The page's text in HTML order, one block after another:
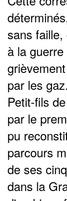
sans
à la
par les gaz.
Petit-fils
par le
pu
parcours
de ses
dans la